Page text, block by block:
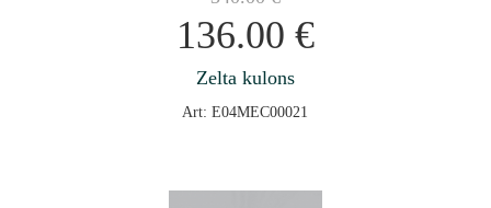
136.00 €
Zelta kulons
Art: E04MEC00021